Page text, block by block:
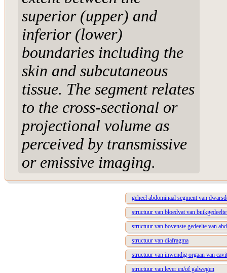
superior (upper) and
inferior (lower)
boundaries including the
skin and subcutaneous
tissue. The segment relates
to the cross-sectional or
projectional volume as
perceived by transmissive
or emissive imaging.
geheel abdominaal segment van
structuur van bloedvat van
structuur van bovenste gedeelte van
structuur van diafragma
structuur van inwendig orgaan van
structuur van lever en/of galwegen